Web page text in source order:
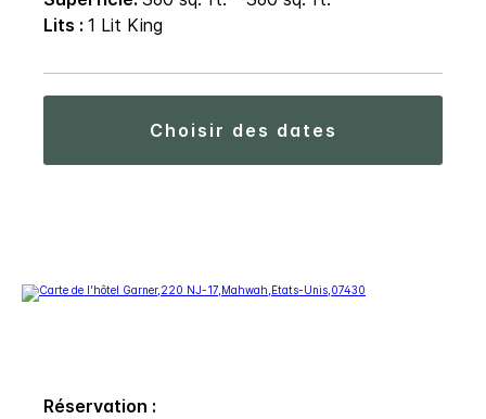
Lits : 1 Lit King
choisir des dates
Réservation :